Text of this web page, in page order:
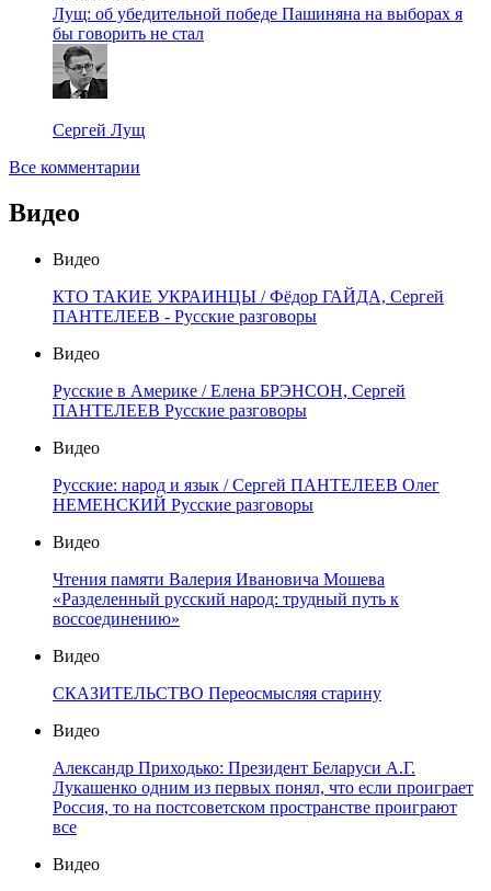
Лущ: об убедительной победе Пашиняна на выборах я
бы говорить не стал
Сергей Лущ
Все комментарии
Видео
Видео
КТО ТАКИЕ УКРАИНЦЫ / Фёдор ГАЙДА, Сергей
ПАНТЕЛЕЕВ - Русские разговоры
Видео
Русские в Америке / Елена БРЭНСОН, Сергей
ПАНТЕЛЕЕВ Русские разговоры
Видео
Русские: народ и язык / Сергей ПАНТЕЛЕЕВ Олег
НЕМЕНСКИЙ Русские разговоры
Видео
Чтения памяти Валерия Ивановича Мошева
«Разделенный русский народ: трудный путь к
воссоединению»
Видео
СКАЗИТЕЛЬСТВО Переосмысляя старину
Видео
Александр Приходько: Президент Беларуси А.Г.
Лукашенко одним из первых понял, что если проиграет
Россия, то на постсоветском пространстве проиграют
все
Видео